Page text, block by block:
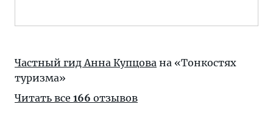
Частный гид Анна Купцова на «Тонкостях
туризма»
Читать все 166 отзывов